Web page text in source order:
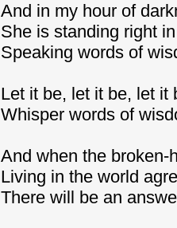
And in my hour of
She is standing right
Speaking words of
Let it be, let it be, let it
Whisper words of
And when the broken-
Living in the world
There will be an